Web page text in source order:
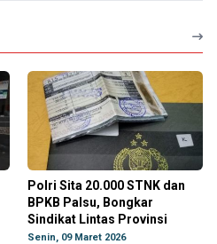
Polri Sita 20.000 STNK dan
BPKB Palsu, Bongkar
Sindikat Lintas Provinsi
Senin, 09 Maret 2026